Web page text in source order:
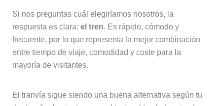
Si nos preguntas cuál elegiríamos nosotros, la
respuesta es clara: el tren. Es rápido, cómodo y
frecuente, por lo que representa la mejor combinación
entre tiempo de viaje, comodidad y coste para la
mayoría de visitantes.
El tranvía sigue siendo una buena alternativa según tu